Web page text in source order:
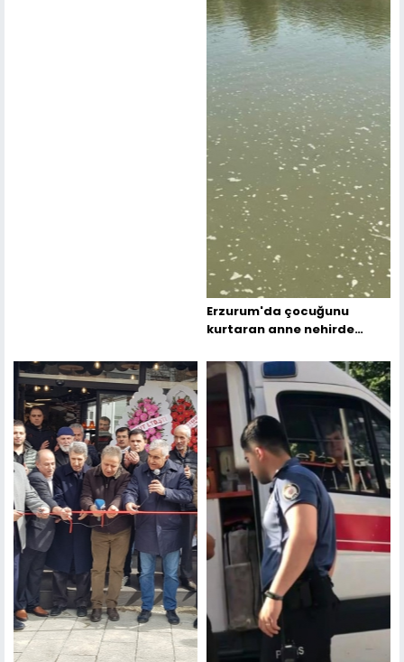
Erzurum'da çocuğunu
kurtaran anne nehirde